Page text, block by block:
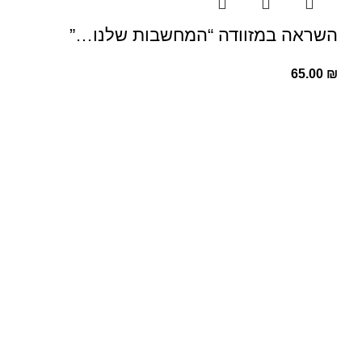
השראה במזוודה “המחשבות שלנו…”
65.00 ₪